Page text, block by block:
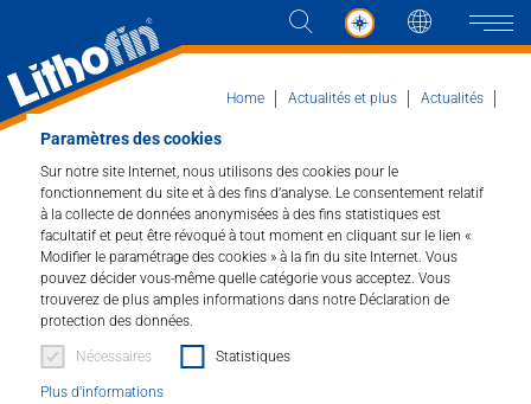
Paramètres des cookies
Sur notre site Internet, nous utilisons des cookies pour le
fonctionnement du site et à des fins d’analyse. Le consentement relatif
à la collecte de données anonymisées à des fins statistiques est
facultatif et peut être révoqué à tout moment en cliquant sur le lien «
Modifier le paramétrage des cookies » à la fin du site Internet. Vous
pouvez décider vous-même quelle catégorie vous acceptez. Vous
trouverez de plus amples informations dans notre Déclaration de
protection des données.
Nécessaires Statistiques
Plus d'informations
Langue
Produits
Les solutions
Actualités et plus
Entreprise
Home Actualités et plus
Actualités
Représentation de
Lithofin au Portugal